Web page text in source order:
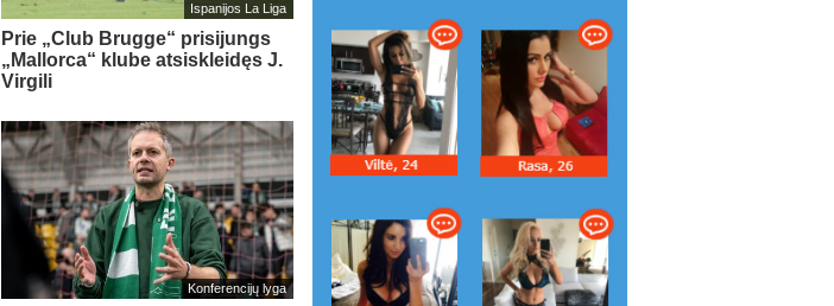
Ispanijos La Liga
Prie „Club Brugge“ prisijungs
„Mallorca“ klube atsiskleidęs J.
Virgili
Konferencijų lyga